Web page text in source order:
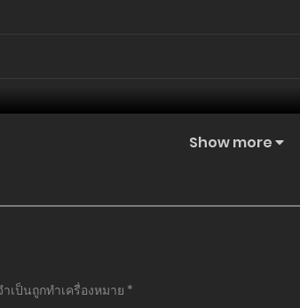
Show more
เป็นถูกทำเครื่องหมาย *